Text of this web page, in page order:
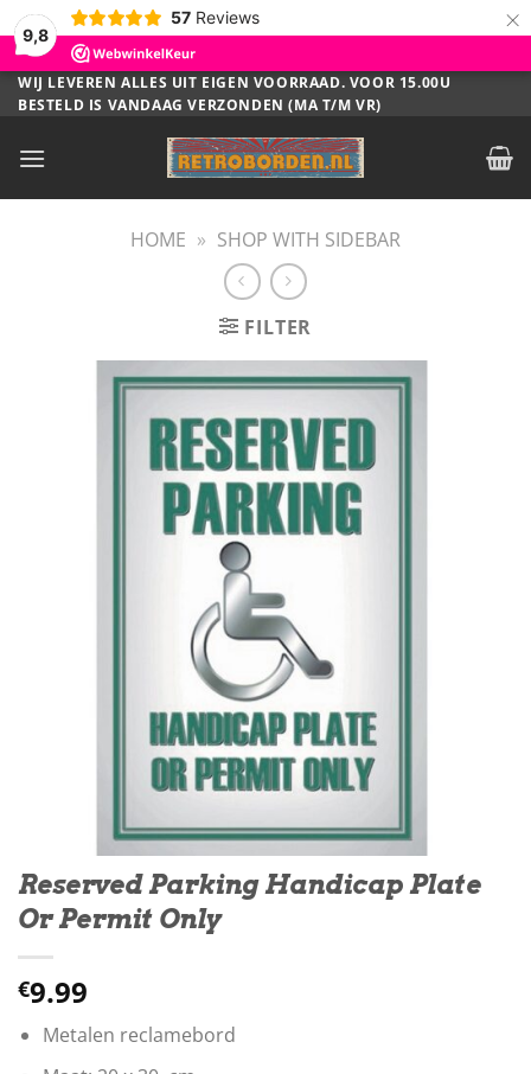
9,8
57 Reviews ×
Ga
naar
WIJ LEVEREN ALLES UIT EIGEN VOORRAAD. VOOR 15.00U
BESTELD IS VANDAAG VERZONDEN (MA T/M VR)
HOME » SHOP WITH SIDEBAR
FILTER
Reserved Parking Handicap Plate
Or Permit Only
€9.99
Metalen reclamebord